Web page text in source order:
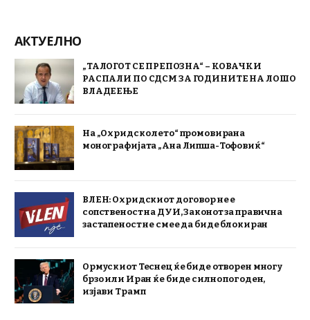
АКТУЕЛНО
„ТАЛОГОТ СЕ ПРЕПОЗНА“ – КОВАЧКИ
РАСПАЛИ ПО СДСМ ЗА ГОДИНИТЕ НА ЛОШО
ВЛАДЕЕЊЕ
На „Охридско лето“ промовирана
монографијата „Ана Липша-Тофовиќ“
ВЛЕН: Охридскиот договор не е
сопственост на ДУИ, Законот за правична
застапеност не смее да биде блокиран
Ормускиот Теснец ќе биде отворен многу
брзо или Иран ќе биде силно погоден,
изјави Трамп